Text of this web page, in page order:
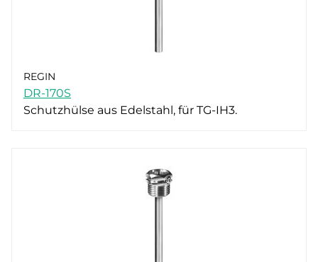
REGIN
DR-170S
Schutzhülse aus Edelstahl, für TG-IH3.